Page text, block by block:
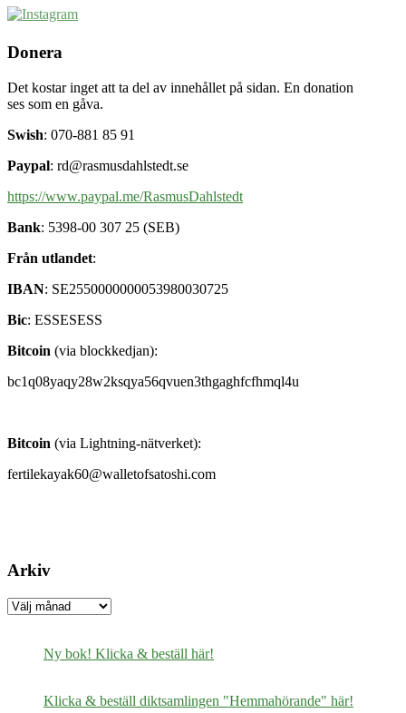
Donera
Det kostar inget att ta del av innehållet på sidan. En donation
ses som en gåva.
Swish: 070-881 85 91
Paypal: rd@rasmusdahlstedt.se
https://www.paypal.me/RasmusDahlstedt
Bank: 5398-00 307 25 (SEB)
Från utlandet:
IBAN: SE2550000000053980030725
Bic: ESSESESS
Bitcoin (via blockkedjan):
bc1q08yaqy28w2ksqya56qvuen3thgaghfcfhmql4u
Bitcoin (via Lightning-nätverket):
fertilekayak60@walletofsatoshi.com
Arkiv
Arkiv
Ny bok! Klicka & beställ här!
Klicka & beställ diktsamlingen "Hemmahörande" här!